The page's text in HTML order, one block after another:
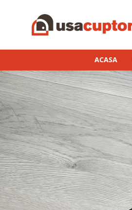
Accesorii si componente
Admisie aer pentru ardere
Hai la Grătar!
Plite de gatit
Aprindere si intretinere
Componente sobe
ACASA